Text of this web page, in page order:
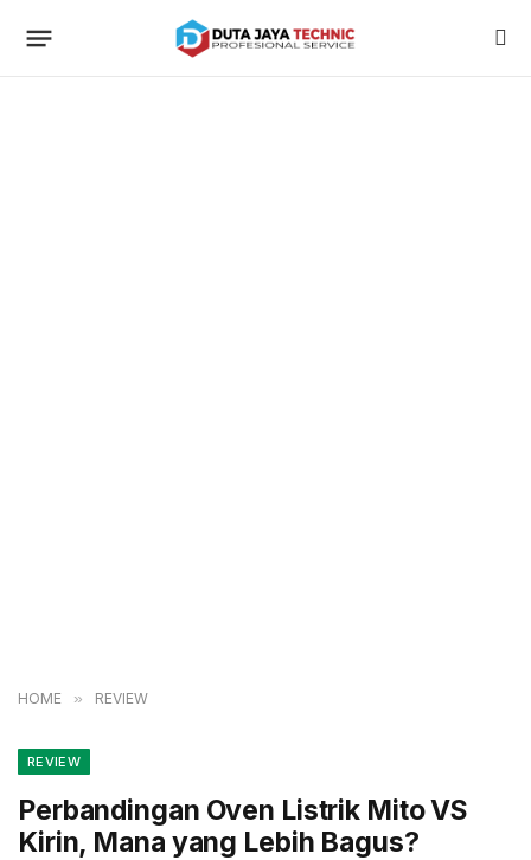
HOME » REVIEW
REVIEW
Perbandingan Oven Listrik Mito VS
Kirin, Mana yang Lebih Bagus?